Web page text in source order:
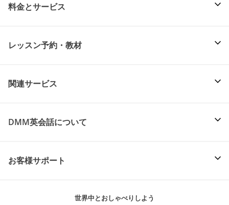
料金とサービス
レッスン予約・教材
関連サービス
DMM英会話について
お客様サポート
世界中とおしゃべりしよう